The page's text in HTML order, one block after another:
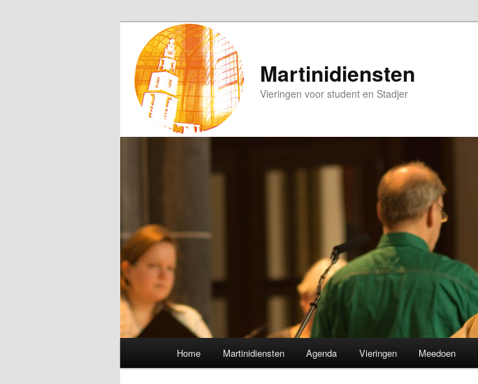
Martinidiensten
Vieringen voor student en Stadjer
Home Martinidiensten Agenda Vieringen Meedoen